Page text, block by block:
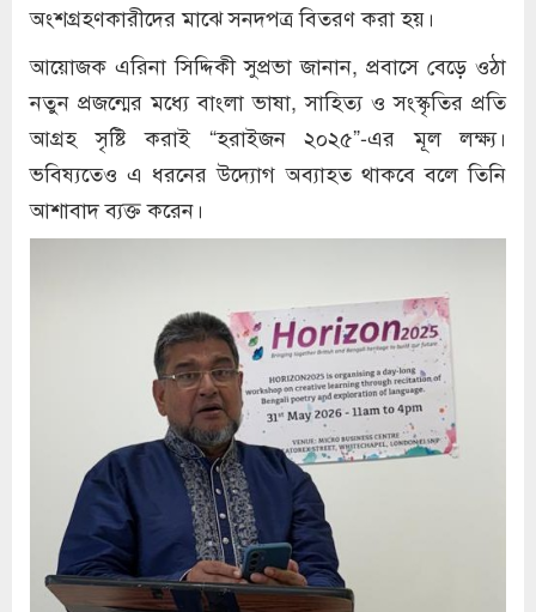
অংশগ্রহণকারীদের মাঝে সনদপত্র বিতরণ করা হয়।
আয়োজক এরিনা সিদ্দিকী সুপ্রভা জানান, প্রবাসে বেড়ে ওঠা
নতুন প্রজন্মের মধ্যে বাংলা ভাষা, সাহিত্য ও সংস্কৃতির প্রতি
আগ্রহ সৃষ্টি করাই “হরাইজন ২০২৫”-এর মূল লক্ষ্য।
ভবিষ্যতেও এ ধরনের উদ্যোগ অব্যাহত থাকবে বলে তিনি
আশাবাদ ব্যক্ত করেন।